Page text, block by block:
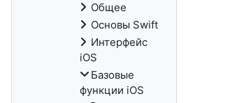
Общее
Основы Swift
Интерфейс
iOS
Базовые
функции iOS